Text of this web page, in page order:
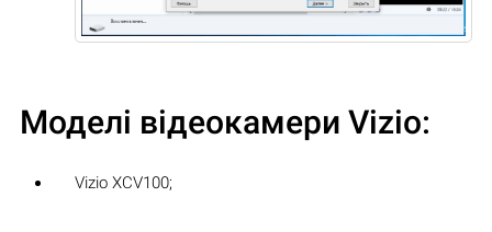
Моделі відеокамери Vizio:
Vizio XCV100;